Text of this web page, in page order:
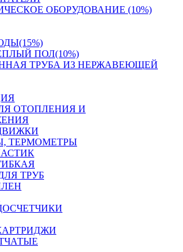
ОБОРУДОВАНИЕ (10%)
ПОЛ(10%)
ТРУБА ИЗ НЕРЖАВЕЮЩЕЙ
ОТОПЛЕНИЯ И
ТЕРМОМЕТРЫ
ТРУБ